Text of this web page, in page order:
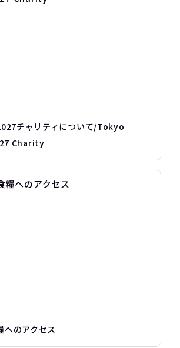
チャリティについて/Tokyo
Charity
へのアクセス